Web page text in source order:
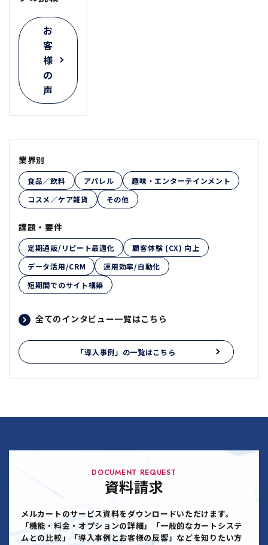
お
客
様
の
声
業界別
食品／飲料 アパレル
趣味・エンターテインメント
コスメ／ケア雑貨
その他
課題・要件
定期通販/リピート最適化
顧客体験 (CX) 向上
データ活用/CRM
運用効率/自動化
短期間でのサイト構築
全てのインタビュー一覧はこちら
「導入事例」の一覧はこちら
DOCUMENT REQUEST
資料請求
メルカートのサービス資料をダウンロードいただけます。
「機能・料金・オプションの詳細」「一般的なカートシステ
ムとの比較」「導入事例とお客様の反響」などを知りたい方